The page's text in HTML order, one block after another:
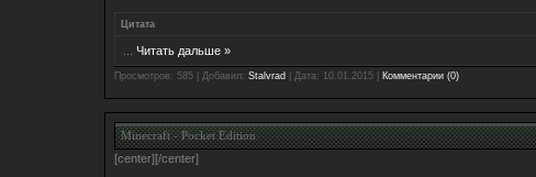
Цитата
Читать дальше »
Просмотров: 585 | Добавил: Stalvrad | Дата: 10.01.2015 Комментарии (0)
Minecraft - Pocket Edition
[center][/center]